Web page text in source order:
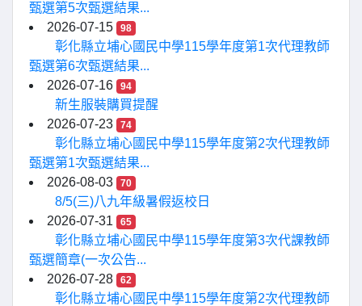
甄選第5次甄選結果...
2026-07-15
98
彰化縣立埔心國民中學115學年度第1次代理教師
甄選第6次甄選結果...
2026-07-16
94
新生服裝購買提醒
2026-07-23
74
彰化縣立埔心國民中學115學年度第2次代理教師
甄選第1次甄選結果...
2026-08-03
70
8/5(三)八九年級暑假返校日
2026-07-31
65
彰化縣立埔心國民中學115學年度第3次代課教師
甄選簡章(一次公告...
2026-07-28
62
彰化縣立埔心國民中學115學年度第2次代理教師